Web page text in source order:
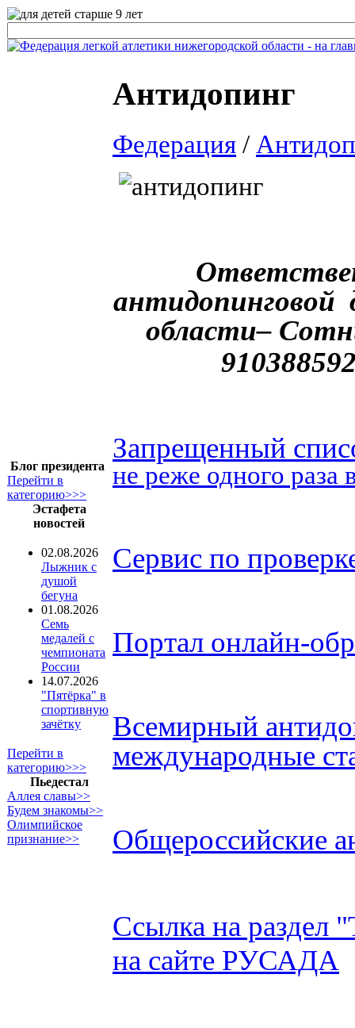
Блог президента
Перейти в
категорию>>>
Эстафета
новостей
02.08.2026
Лыжник с
душой
бегуна
01.08.2026
Семь
медалей с
чемпионата
России
14.07.2026
"Пятёрка" в
спортивную
зачётку
Перейти в
категорию>>>
Пьедестал
Аллея славы>>
Будем знакомы>>
Олимпийское
признание>>
Антидопинг
Федерация /
антидопинговой
области–
Запрещенный
не реже одного раза
Сервис по
Портал онлайн-
Всемирный
международные
Общероссийские
Ссылка на раздел
на сайте РУСАДА